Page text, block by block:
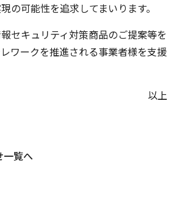
の可能性を追求してまいります。
セキュリティ対策商品のご提案等を
ワークを推進される事業者様を支援
以上
一覧へ